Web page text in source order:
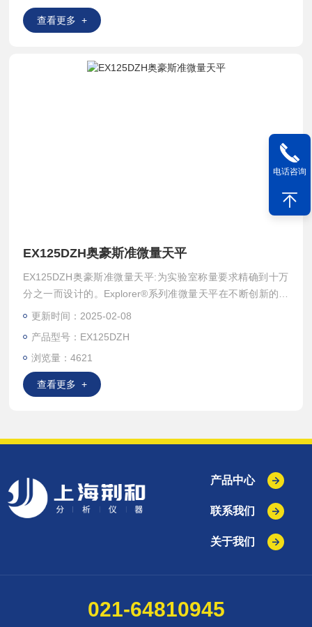
查看更多 +
EX125DZH奥豪斯准微量天平
EX125DZH奥豪斯准微量天平:为实验室称量要求精确到十万
分之一而设计的。Explorer®系列准微量天平在不断创新的技
术支持下，设计了高速一体化称量系统，确保了称量结果的准
之一准微量天平。
更新时间：2025-02-08
产品型号：EX125DZH
浏览量：4621
查看更多 +
产品中心
联系我们
关于我们
021-64810945
电话咨询